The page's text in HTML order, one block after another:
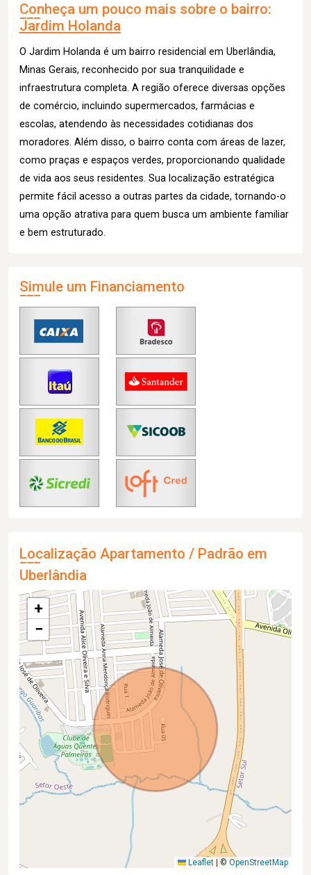
Conheça um pouco mais sobre o bairro:
Jardim Holanda
O Jardim Holanda é um bairro residencial em Uberlândia,
Minas Gerais, reconhecido por sua tranquilidade e
infraestrutura completa. A região oferece diversas opções
de comércio, incluindo supermercados, farmácias e
escolas, atendendo às necessidades cotidianas dos
moradores. Além disso, o bairro conta com áreas de lazer,
como praças e espaços verdes, proporcionando qualidade
de vida aos seus residentes. Sua localização estratégica
permite fácil acesso a outras partes da cidade, tornando-o
uma opção atrativa para quem busca um ambiente familiar
e bem estruturado.
Simule um Financiamento
Localização Apartamento / Padrão em
Uberlândia
+
−
Leaflet © OpenStreetMap